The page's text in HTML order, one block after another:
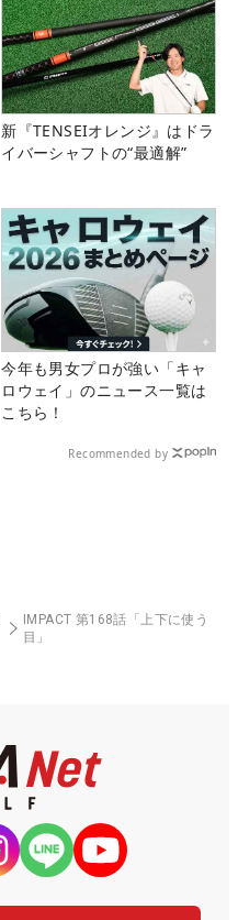
新『TENSEIオレンジ』はドラ
イバーシャフトの“最適解”
今年も男女プロが強い「キャ
ロウェイ」のニュース一覧は
こちら！
Recommended by
IMPACT 第168話「上下に使う
目」